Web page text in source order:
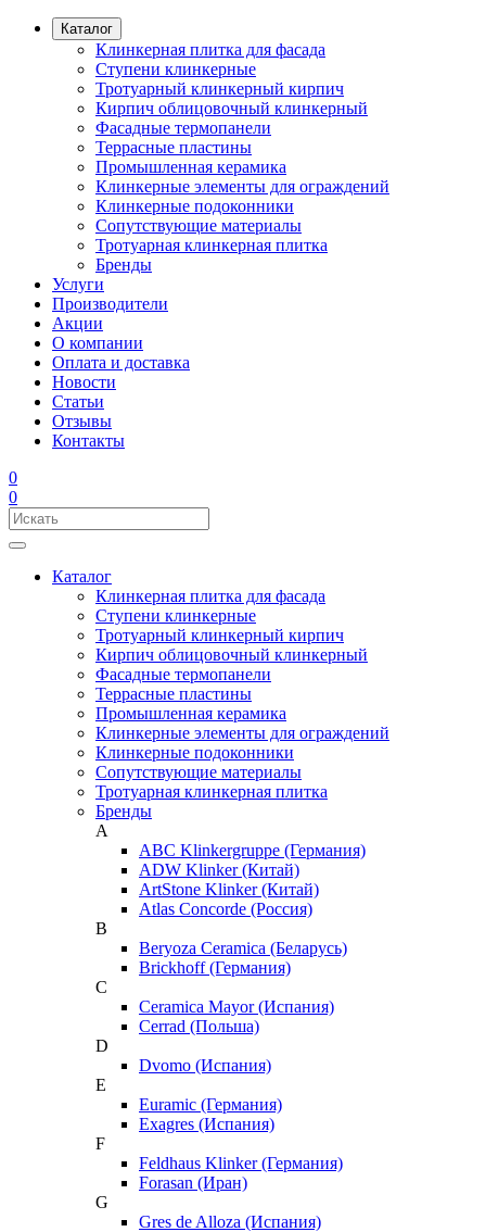
Каталог
Клинкерная плитка для фасада
Ступени клинкерные
Тротуарный клинкерный кирпич
Кирпич облицовочный клинкерный
Фасадные термопанели
Террасные пластины
Промышленная керамика
Клинкерные элементы для ограждений
Клинкерные подоконники
Сопутствующие материалы
Тротуарная клинкерная плитка
Бренды
Услуги
Производители
Акции
О компании
Оплата и доставка
Новости
Статьи
Отзывы
Контакты
0
0
Каталог
Клинкерная плитка для фасада
Ступени клинкерные
Тротуарный клинкерный кирпич
Кирпич облицовочный клинкерный
Фасадные термопанели
Террасные пластины
Промышленная керамика
Клинкерные элементы для ограждений
Клинкерные подоконники
Сопутствующие материалы
Тротуарная клинкерная плитка
Бренды
A
ABC Klinkergruppe (Германия)
ADW Klinker (Китай)
ArtStone Klinker (Китай)
Atlas Concorde (Россия)
B
Beryoza Ceramica (Беларусь)
Brickhoff (Германия)
C
Ceramica Mayor (Испания)
Cerrad (Польша)
D
Dvomo (Испания)
E
Euramic (Германия)
Exagres (Испания)
F
Feldhaus Klinker (Германия)
Forasan (Иран)
G
Gres de Alloza (Испания)